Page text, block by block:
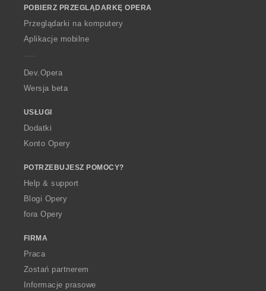
w
O
p
a
POBIERZ PRZEGLĄDARKĘ OPERA
Przeglądarki na komputery
Aplikacje mobilne
Dev.Opera
Wersja beta
USŁUGI
Dodatki
Konto Opery
POTRZEBUJESZ POMOCY?
Help & support
Blogi Opery
fora Opery
FIRMA
Praca
Zostań partnerem
Informacje prasowe